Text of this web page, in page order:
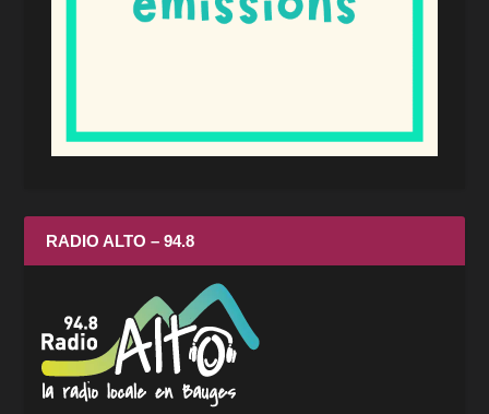
RADIO ALTO – 94.8